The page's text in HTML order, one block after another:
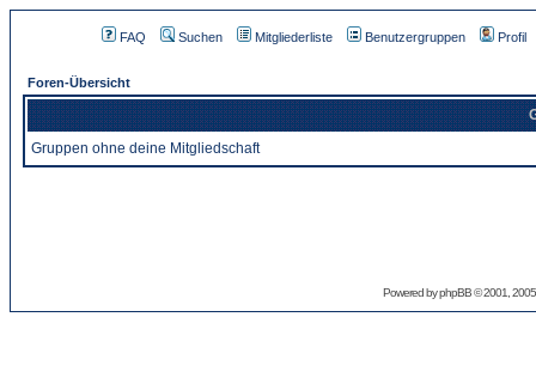
FAQ Suchen Mitgliederliste Benutzergruppen Profil
Foren-Übersicht
Gruppen ohne deine Mitgliedschaft
Powered byphpBB© 2001,